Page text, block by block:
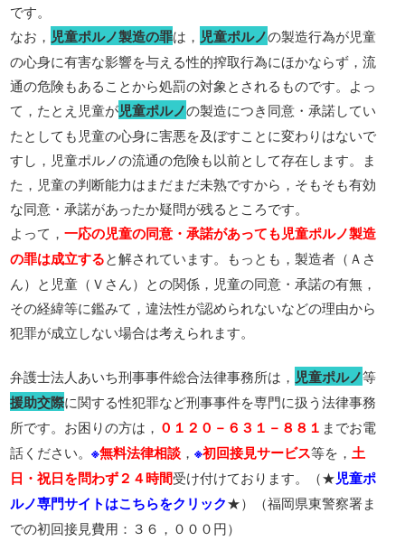
です。
なお， 児童ポルノ製造の罪は， 児童ポルノの製造行為が児童
の心身に有害な影響を与える性的搾取行為にほかならず，流
通の危険もあることから処罰の対象とされるものです。よっ
て，たとえ児童が児童ポルノの製造につき同意・承諾してい
たとしても児童の心身に害悪を及ぼすことに変わりはないで
すし，児童ポルノの流通の危険も以前として存在します。ま
た，児童の判断能力はまだまだ未熟ですから，そもそも有効
な同意・承諾があったか疑問が残るところです。
よって，一応の児童の同意・承諾があっても児童ポルノ製造
の罪は成立すると解されています。もっとも，製造者（Ａさ
ん）と児童（Ｖさん）との関係，児童の同意・承諾の有無，
その経緯等に鑑みて，違法性が認められないなどの理由から
犯罪が成立しない場合は考えられます。
弁護士法人あいち刑事事件総合法律事務所は， 児童ポルノ等
援助交際に関する性犯罪など刑事事件を専門に扱う法律事務
所です。お困りの方は， ０１２０－６３１－８８１ までお電
話ください。※無料法律相談 ，※初回接見サービス等を，土
日・祝日を問わず２４時間受け付けております。（★児童ポ
ルノ専門サイトはこちらをクリック★）（福岡県東警察署ま
での初回接見費用：３６，０００円）